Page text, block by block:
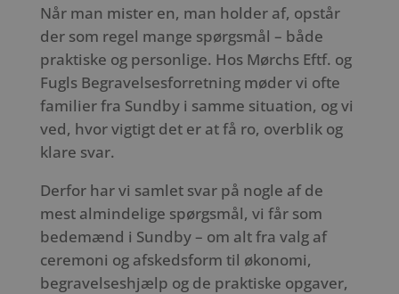
Når man mister en, man holder af, opstår
der som regel mange spørgsmål – både
praktiske og personlige. Hos Mørchs Eftf. og
Fugls Begravelsesforretning møder vi ofte
familier fra Sundby i samme situation, og vi
ved, hvor vigtigt det er at få ro, overblik og
klare svar.
Derfor har vi samlet svar på nogle af de
mest almindelige spørgsmål, vi får som
bedemænd i Sundby – om alt fra valg af
ceremoni og afskedsform til økonomi,
begravelseshjælp og de praktiske opgaver,